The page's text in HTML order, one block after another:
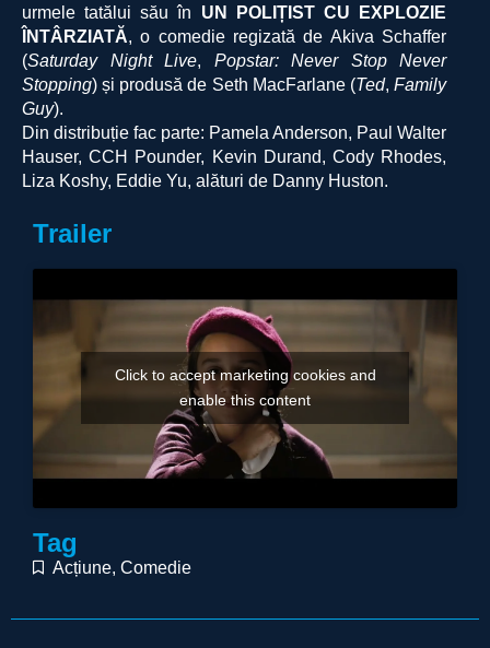
urmele tatălui său în UN POLIȚIST CU EXPLOZIE
ÎNTÂRZIATĂ, o comedie regizată de Akiva Schaffer
(Saturday Night Live, Popstar: Never Stop Never
Stopping) și produsă de Seth MacFarlane (Ted,Family
Guy).
Din distribuție fac parte: Pamela Anderson, Paul Walter
Hauser, CCH Pounder, Kevin Durand, Cody Rhodes,
Liza Koshy, Eddie Yu, alături de Danny Huston.
Trailer
Click to accept marketing cookies and
enable this content
Tag
Acțiune, Comedie